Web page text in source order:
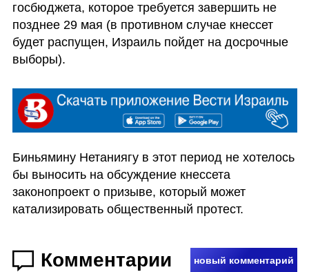
госбюджета, которое требуется завершить не
позднее 29 мая (в противном случае кнессет
будет распущен, Израиль пойдет на досрочные
выборы).
Биньямину Нетаниягу в этот период не хотелось
бы выносить на обсуждение кнессета
законопроект о призыве, который может
катализировать общественный протест.
Комментарии новый комментарий